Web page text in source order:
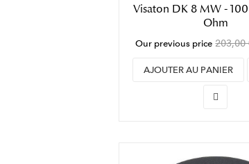
Visaton DK 8 MW -
Ohm
Our previous price 203,00
AJOUTER AU PANIER